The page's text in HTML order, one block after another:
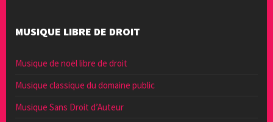
MUSIQUE LIBRE DE DROIT
Musique de noël libre de droit
Musique classique du domaine public
Musique Sans Droit d’Auteur